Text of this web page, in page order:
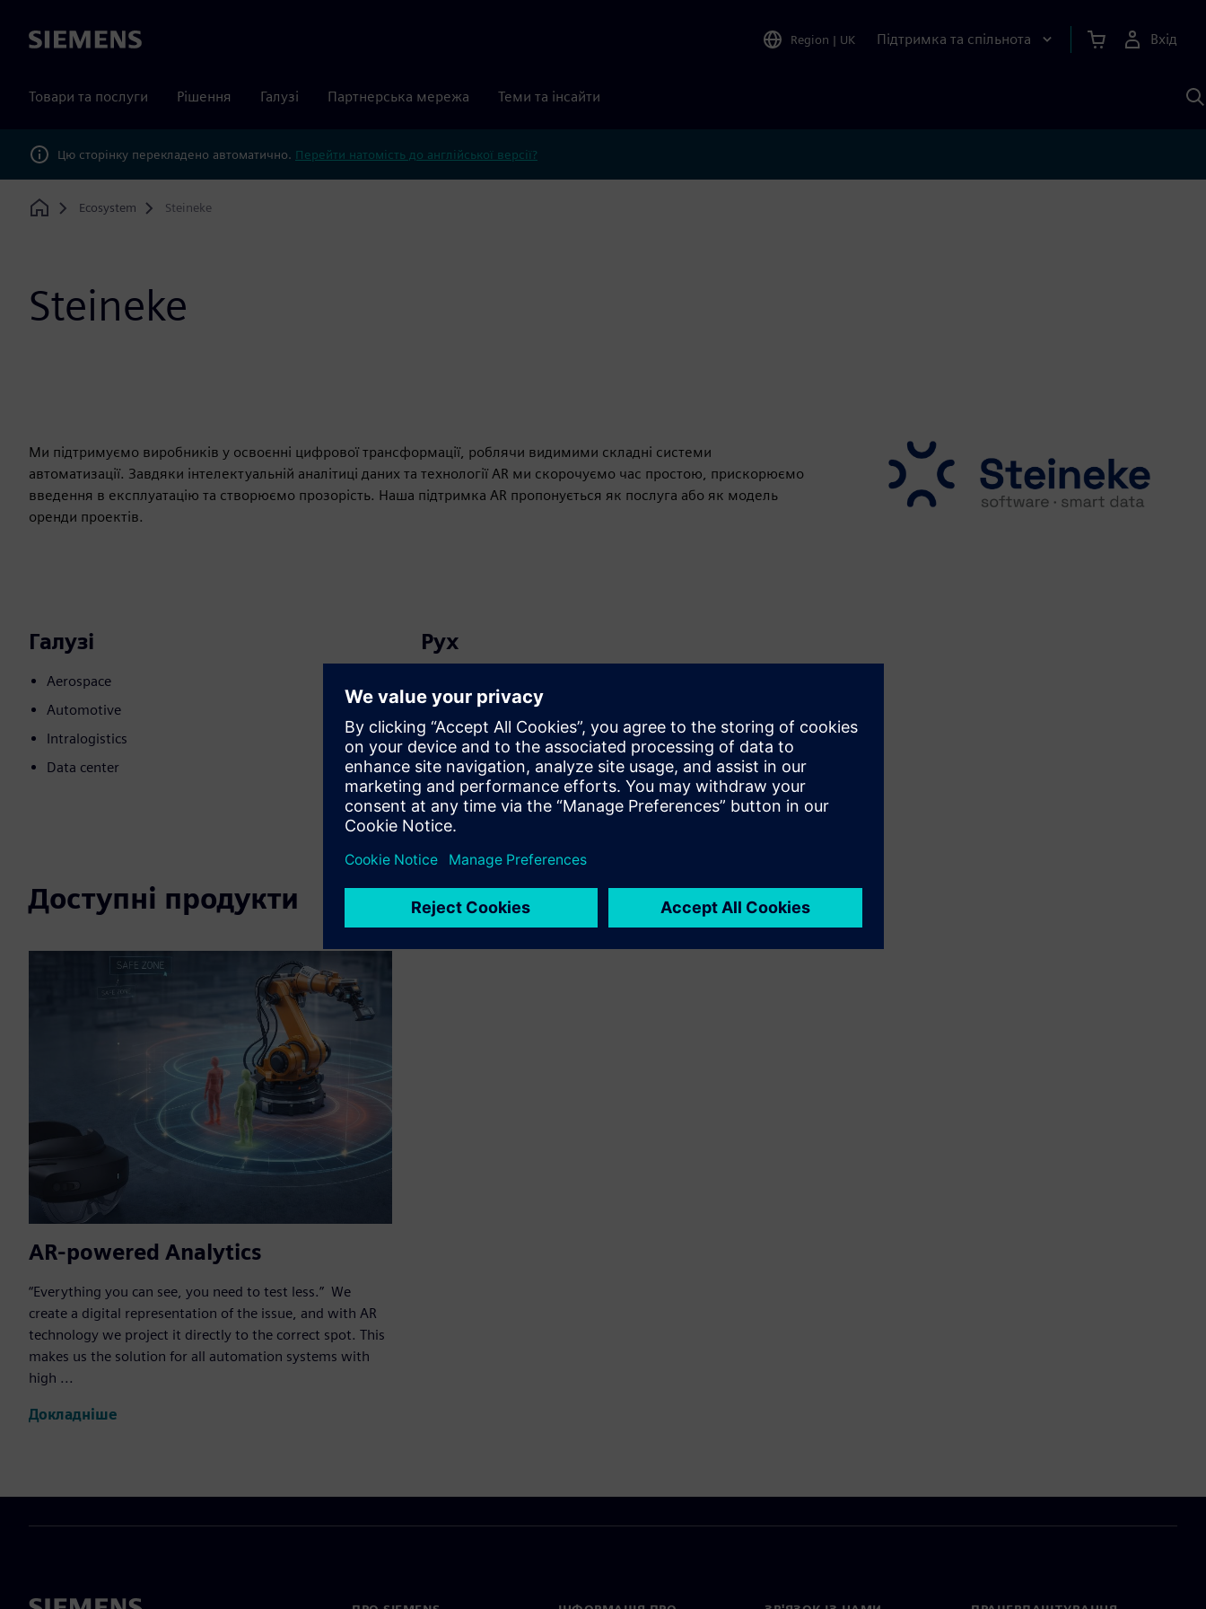
Siemens Region | UK Підтримка та спільнота Вхід
Товари та послуги Рішення Галузі Партнерська мережа Теми та інсайти
Цю сторінку перекладено автоматично. Перейти натомість до англійської версії?
Home
Ecosystem Steineke
Steineke
Ми підтримуємо виробників у освоєнні цифрової трансформації, роблячи видимими складні системи
автоматизації. Завдяки інтелектуальній аналітиці даних та технології AR ми скорочуємо час простою, прискорюємо
введення в експлуатацію та створюємо прозорість. Наша підтримка AR пропонується як послуга або як модель
оренди проектів.
Галузі
Aerospace
Automotive
Intralogistics
Data center
Рух
Розширює або будує продукт/рішення Siemens
Xcelerator шляхом створення нового продукту, або
створює нове рішення для клієнта завдяки інтеграції
продукту Siemens Xcelerator і власного продукту
Доступні продукти
AR-powered Analytics
“Everything you can see, you need to test less.” We
create a digital representation of the issue, and with AR
technology we project it directly to the correct spot. This
makes us the solution for all automation systems with
high ...
Докладніше